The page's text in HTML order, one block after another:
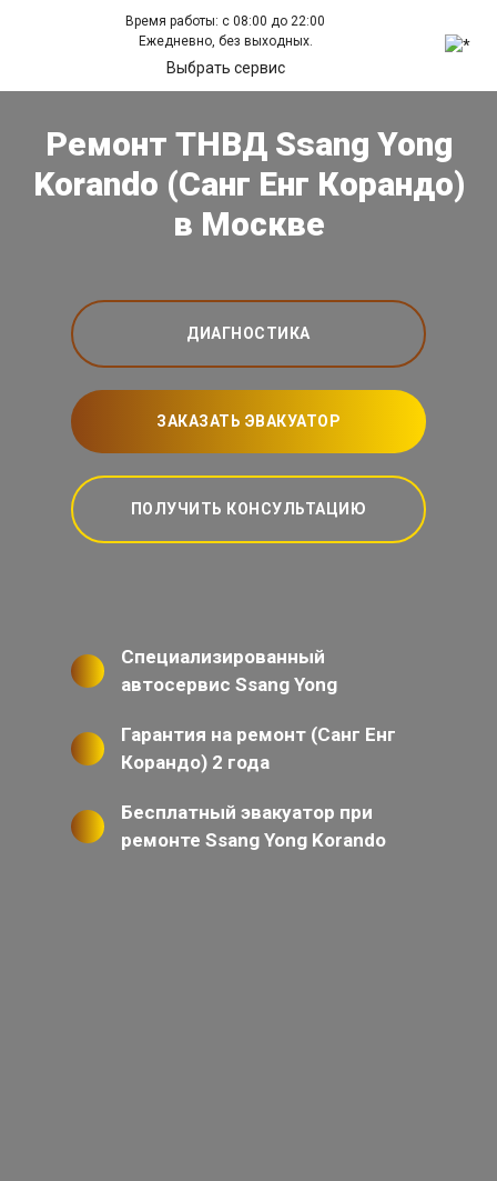
Время работы: с 08:00 до 22:00
Ежедневно, без выходных.
Выбрать сервис
Ремонт ТНВД Ssang Yong
Korando (Санг Енг Корандо)
в Москве
ДИАГНОСТИКА
ЗАКАЗАТЬ ЭВАКУАТОР
ПОЛУЧИТЬ КОНСУЛЬТАЦИЮ
Специализированный
автосервис Ssang Yong
Гарантия на ремонт (Санг Енг
Корандо) 2 года
Бесплатный эвакуатор при
ремонте Ssang Yong Korando